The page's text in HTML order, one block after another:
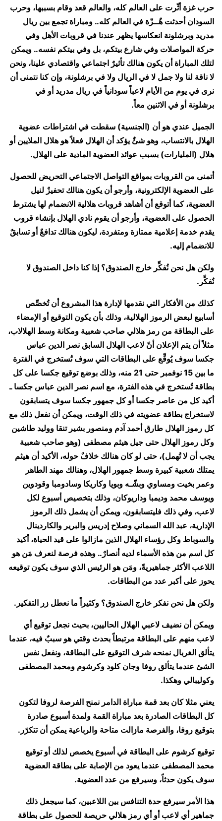
حرب غزة أثّرت على العالم كله، والعالم قعد وقام بسببها، وحرب
السودان أحدثت هٌــزّة في العالم كله.. ومباراة تجمع بين ريال
مدريد وبرشلونة انعكاسها يظهر عندنا في قروبات الأهل وفي
حركة المواصلات وفي شارع بيتكم، بل وفي بيتكم نفسه.. ويمكن
لتلك المباراة أن يكون هنالك تأثيرٌ اجتماعي واقتصادي علينا، ونحن
لا ناقة لنا ولا جمل لا في الريال ولا في برشلونة، وإن كنا نتمنى أن
نرى في يوم من الأيام لاعباً سودانياً في ريال مدريد أو في
برشلونة أو في الاثنين معاً.
الجميل عندي هو أن (الجنسية) سقطت في اشتراطات عضوية
الهلال بالانتساب، وهو شئٌ يؤكد أن الهلال فعلاً هو هلال الملايين أو
هلال (المليارات) بسبب عوائد العضوية المادية على الهلال.
أتمنى من القروبات بمواقع التواصل الاجتماعي التحريض للحصول
على العضوية الإلكترونية، وأرجو أن يكون هنالك تحفيزٌ لنيل
العضوية، كما أتوقع أن أشاهد قروبات هلالية الانضمام لها يشترط
الحصول على العضوية، وأرجو أن يقوم نادي الهلال بإنشاء قروب
يقدم خدمة إعلامية ممتازة ومتفردة، ليكون هنالك تدافعٌ أو تسابقٌ
للانضمام إليه.
ولكن هل نحن نُفكِّر خارج الصندوق؟ إذا كنا داخل الصندوق لا
نُفكِّر.
كذلك من الأفكار التي نقدمها لإدارة هذا المشروع أن تُخصِّص
أسابيع لبعض الرموز الهلالية، وذلك بأن يكون التوقيع أو الإمضاء
على البطاقة من رمز هلالي صاحب شعبية ومكانة وسط الهلالاب،
مثلاً أن يتم الإعلان أنّ لاعب الهلال السابق نصر الدين عباس
جكسا سوف يُوقِّع على البطاقات التي سوف تُستخرج في الفترة
ما بين 15 نوفمبر حتى 21 منه، وذلك بوضع توقيع جكسا على كل
بطاقة تُستخرج في هذه الفترة، مع اسم نصر الدين عباس جكسا ـ
أكيد كل من عاصر جكسا أو كل جمهور جكسا سوف يتسابقون
لاستخراج بطاقة عضويته في ذلك الوقت، ويمكن أن نفعل ذلك مع
كل رموز الهلال طارق أحمد آدم ومنصور بشير تنقا ووليد طاشين
وكل رموز الهلال حتى جيل هيثم مصطفى (وهو صاحب شعبية
يجب أن لا تُهمل)، حتى لو كان هنالك خلافٌ حوله، الأكيد أن هيثم
يمتلك شعبية كبيرة وسط جمهور الهلال، وهنالك مهند الطاهر
وعمر بخيت ومساوي وبشّـه وبويا وكاريكا وسادومبا وقودوين
ويوسف محمد وديمبا وداريوكان، وذلك بتخصيص أسبوع لكل
لاعب، وفي ذلك فليتسابقون، ويمكن أن يشمل ذلك الرموز
الإدارية، عبد الله السماني وصلاح إدريس والبرير والكاردينال
والسوباط وكل رؤساء الهلال الذين مازالوا على قيد الحياة، أكيد
كل اسم من هذه الأسماء لديه أنصارٌ.. وهذه فرصة لنعرف مَن هو
اللاعب الأكثر جماهيريةً، ومَن هو الرئيس الذي سوف يكون توقيعه
يحوز على أكبر عدد من البطاقات.
ولكن هل نحن نفكر خارج الصندوق؟ وكثيراً ما نعطل زر التفكير.
ويمكن أن نضيف لاعبي الهلال الحاليين، بحيث نجعل توقيع أي
لاعب منهم على البطاقة مرتبطاً بحدث وقتي هو سببٌ فيه، عندما
يتألق الغربال نمنحه شرف التوقيع على البطاقة، ونفعل نفس
الشئ عندما يتألق روفا وجان كلود وكرشوم ومحمد المصطفى
وكوليبالي وهكذا.
يعني مثلا كان بعد قمة مباراة الدامر نمنح الفرصة لروفا لتكون
كل البطاقات الصادرة بعد مباراة القمة ولمدة أسبوع صادرة
بتوقيع روفا، والفرصة مازالت متاحة والرباعية يمكن أن تتكرّر.
توقيع كرشوم على البطاقة في أسبوع يخصص لذلك أو توقيع
محمد المصطفى عندما يعود من الإصابة على بطاقة العضوية
سوف يكون حدثاً، وسيرفع من عدد العضوية.
هذا الأمر سيرفع حدة التنافس بين اللاعبين، كما سيجعل ذلك
جماهير أي لاعب أو أي رمز هلالي حريصة للحصول على بطاقة